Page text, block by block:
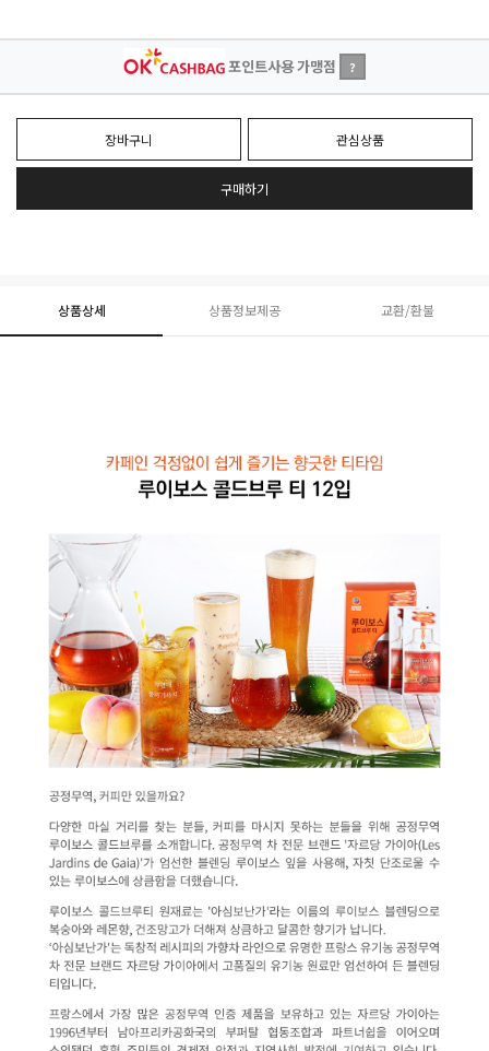
포인트사용 가맹점 ?
장바구니 관심상품
구매하기
상품상세 상품정보제공 교환/환불